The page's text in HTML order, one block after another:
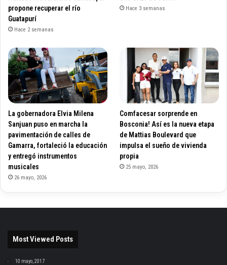
propone recuperar el río
Guatapurí
Hace 2 semanas
Hace 3 semanas
La gobernadora Elvia Milena
Sanjuan puso en marcha la
pavimentación de calles de
Gamarra, fortaleció la educación
y entregó instrumentos
musicales
26 mayo, 2026
Comfacesar sorprende en
Bosconia! Así es la nueva etapa
de Mattias Boulevard que
impulsa el sueño de vivienda
propia
25 mayo, 2026
Most Viewed Posts
10 mayo, 2017